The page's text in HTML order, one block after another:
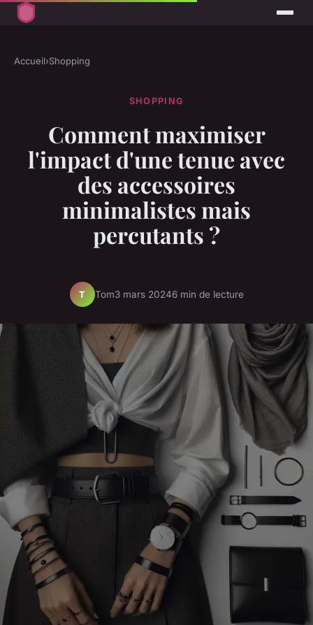
Accueil›Shopping
SHOPPING
Comment maximiser
l'impact d'une tenue avec
des accessoires
minimalistes mais
percutants ?
T Tom3 mars 20246 min de lecture